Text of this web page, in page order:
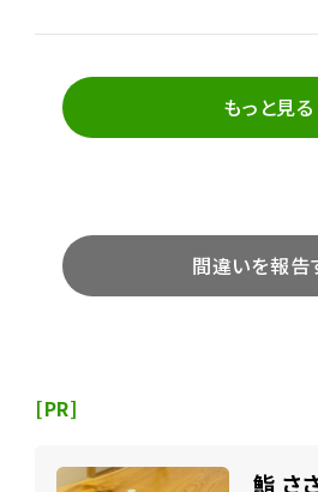
もっと見る
間違いを報告
[PR]
鮨 さ